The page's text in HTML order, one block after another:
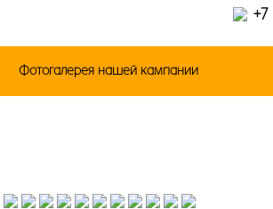
Фотогалерея нашей кампании